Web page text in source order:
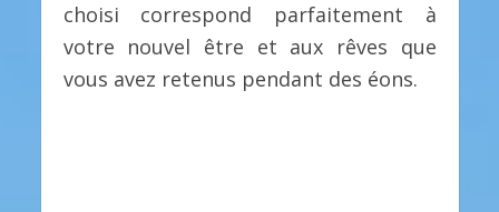
choisi correspond parfaitement à
votre nouvel être et aux rêves que
vous avez retenus pendant des éons.